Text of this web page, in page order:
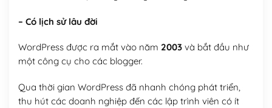
– Có lịch sử lâu đời
WordPress được ra mắt vào năm 2003và bắt đầu như
một công cụ cho các blogger.
Qua thời gian WordPress đã nhanh chóng phát triển,
thu hút các doanh nghiệp đến các lập trình viên có ít